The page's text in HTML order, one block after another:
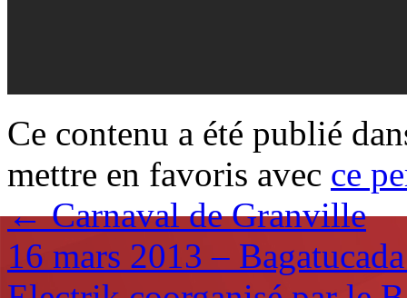
Ce contenu a été publié
mettre en favoris avec ce
←Carnaval de Granville
16 mars 2013 –